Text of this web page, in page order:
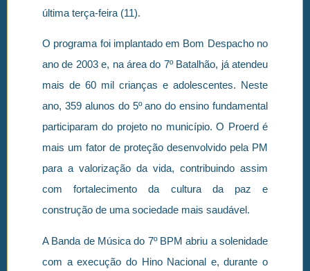
última terça-feira (11).
O programa foi implantado em Bom Despacho no
ano de 2003 e, na área do 7º Batalhão, já atendeu
mais de 60 mil crianças e adolescentes. Neste
ano, 359 alunos do 5º ano do ensino fundamental
participaram do projeto no município. O Proerd é
mais um fator de proteção desenvolvido pela PM
para a valorização da vida, contribuindo assim
com fortalecimento da cultura da paz e
construção de uma sociedade mais saudável.
A Banda de Música do 7º BPM abriu a solenidade
com a execução do Hino Nacional e, durante o